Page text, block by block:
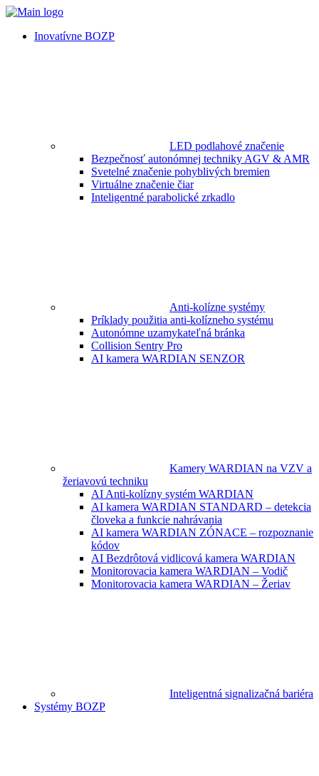
Inovatívne BOZP
LED podlahové značenie
Bezpečnosť autonómnej techniky AGV & AMR
Svetelné značenie pohyblivých bremien
Virtuálne značenie čiar
Inteligentné parabolické zrkadlo
Anti-kolízne systémy
Príklady použitia anti-kolízneho systému
Autonómne uzamykateľná bránka
Collision Sentry Pro
AI kamera WARDIAN SENZOR
Kamery WARDIAN na VZV a
žeriavovú techniku
AI Anti-kolízny systém WARDIAN
AI kamera WARDIAN STANDARD – detekcia
človeka a funkcie nahrávania
AI kamera WARDIAN ZÓNACE – rozpoznanie
kódov
AI Bezdrôtová vidlicová kamera WARDIAN
Monitorovacia kamera WARDIAN – Vodič
Monitorovacia kamera WARDIAN – Žeriav
Inteligentná signalizačná bariéra
Systémy BOZP